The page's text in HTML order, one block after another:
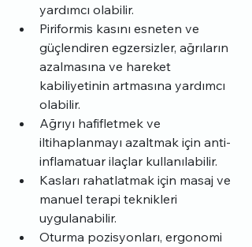
yardımcı olabilir.
Piriformis kasını esneten ve
güçlendiren egzersizler, ağrıların
azalmasına ve hareket
kabiliyetinin artmasına yardımcı
olabilir.
Ağrıyı hafifletmek ve
iltihaplanmayı azaltmak için anti-
inflamatuar ilaçlar kullanılabilir.
Kasları rahatlatmak için masaj ve
manuel terapi teknikleri
uygulanabilir.
Oturma pozisyonları, ergonomi